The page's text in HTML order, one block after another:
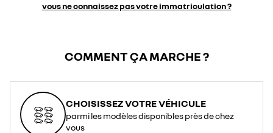
vous ne connaissez pas votre immatriculation ?
COMMENT ÇA MARCHE ?
CHOISISSEZ VOTRE VÉHICULE
parmi les modèles disponibles près de chez
vous